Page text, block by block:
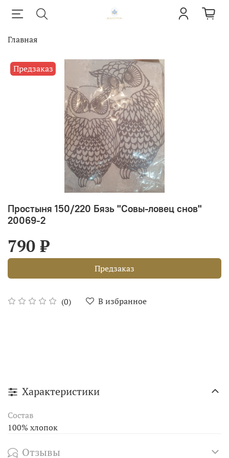
Главная
Предзаказ
Простыня 150/220 Бязь "Совы-ловец снов"
20069-2
(0) В избранное
790 ₽
Предзаказ
Характеристики
Состав
100% хлопок
Отзывы